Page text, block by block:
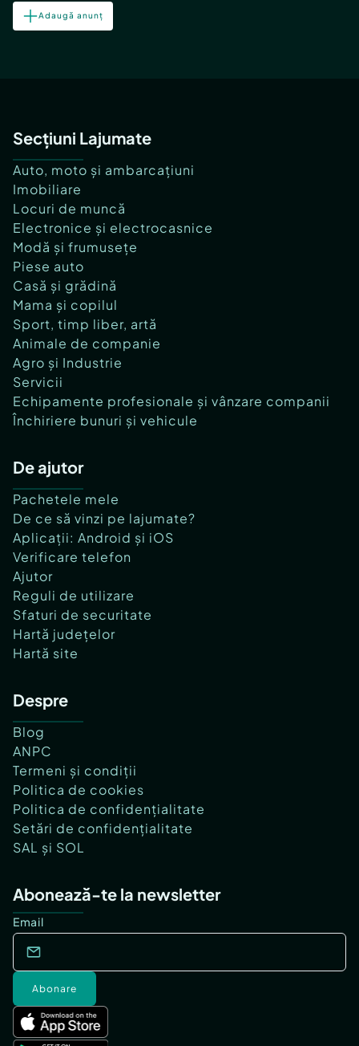
Adaugă anunț
Secțiuni Lajumate
Auto, moto și ambarcațiuni
Imobiliare
Locuri de muncă
Electronice și electrocasnice
Modă și frumusețe
Piese auto
Casă și grădină
Mama și copilul
Sport, timp liber, artă
Animale de companie
Agro și Industrie
Servicii
Echipamente profesionale și vânzare companii
Închiriere bunuri și vehicule
De ajutor
Pachetele mele
De ce să vinzi pe lajumate?
Aplicații: Android și iOS
Verificare telefon
Ajutor
Reguli de utilizare
Sfaturi de securitate
Hartă județelor
Hartă site
Despre
Blog
ANPC
Termeni și condiții
Politica de cookies
Politica de confidențialitate
Setări de confidențialitate
SAL și SOL
Abonează-te la newsletter
Email
Abonare